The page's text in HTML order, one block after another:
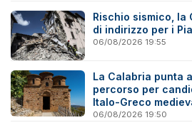
Rischio sismico, la
di indirizzo per i
06/08/2026 19:55
La Calabria punta
percorso per
Italo-Greco
06/08/2026 19:50